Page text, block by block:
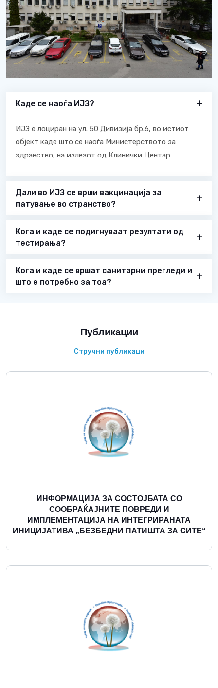
Каде се наоѓа ИЈЗ?
ИЈЗ е лоциран на ул. 50 Дивизија бр.6, во истиот
објект каде што се наоѓа Министерството за
здравство, на излезот од Клинички Центар.
Дали во ИЈЗ се врши вакцинација за
патување во странство?
Кога и каде се подигнуваат резултати од
тестирања?
Кога и каде се вршат санитарни прегледи и
што е потребно за тоа?
Публикации
Стручни публикаци
ИНФОРМАЦИЈА ЗА СОСТОЈБАТА СО
СООБРАЌАЈНИТЕ ПОВРЕДИ И
ИМПЛЕМЕНТАЦИЈА НА ИНТЕГРИРАНАТА
ИНИЦИЈАТИВА „БЕЗБЕДНИ ПАТИШТА ЗА СИТЕ“
Повеќе